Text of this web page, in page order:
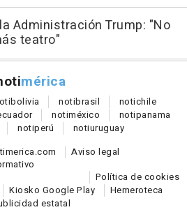
Administración Trump: "No
teatro"
mérica
bolivia notibrasil notichile
notiméxico notipanama
notiperú notiuruguay
Aviso legal
Política de cookies
Kiosko Google Play
Hemeroteca
estatal